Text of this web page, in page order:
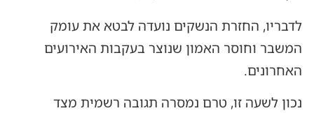
לדבריו, החזרת הנשקים נועדה לבטא את עומק
המשבר וחוסר האמון שנוצר בעקבות האירועים
האחרונים.
נכון לשעה זו, טרם נמסרה תגובה רשמית מצד